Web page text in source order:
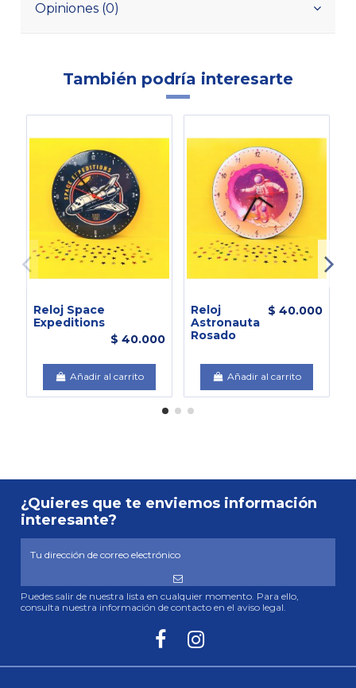
Opiniones (0)
También podría interesarte
Reloj Space
Expeditions
$ 40.000
Añadir al carrito
Reloj
Astronauta
Rosado
$ 40.000
Añadir al carrito
¿Quieres que te enviemos información
interesante?
Puedes salir de nuestra lista en cualquier momento. Para ello,
consulta nuestra información de contacto en el aviso legal.